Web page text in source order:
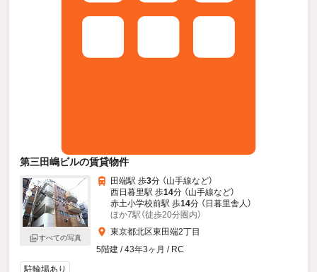
第三田嶋ビルの賃貸物件
すべての写真
田端駅 歩3分 （山手線など）
西日暮里駅 歩14分 （山手線など）
赤土小学校前駅 歩14分 （日暮里舎人）
ほか7駅（徒歩20分圏内）
東京都北区東田端2丁目
5階建 / 43年3ヶ月 / RC
駐輪場あり